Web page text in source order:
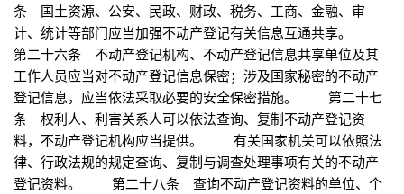
条 国土资源、公安、民政、财政、税务、工商、金融、审
计、统计等部门应当加强不动产登记有关信息互通共享。
第二十六条 不动产登记机构、不动产登记信息共享单位及其
工作人员应当对不动产登记信息保密；涉及国家秘密的不动产
登记信息，应当依法采取必要的安全保密措施。 第二十七
条 权利人、利害关系人可以依法查询、复制不动产登记资
料，不动产登记机构应当提供。 有关国家机关可以依照法
律、行政法规的规定查询、复制与调查处理事项有关的不动产
登记资料。 第二十八条 查询不动产登记资料的单位、个